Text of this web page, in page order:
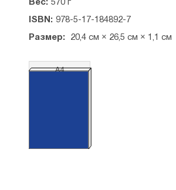
Вес: 570 г
ISBN: 978-5-17-184892-7
Размер: 20,4 см × 26,5 см × 1,1 см
А4